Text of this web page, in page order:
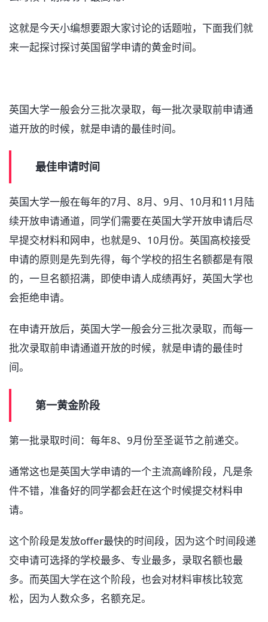
这就是今天小编想要跟大家讨论的话题啦，下面我们就
来一起探讨探讨英国留学申请的黄金时间。
英国大学一般会分三批次录取，每一批次录取前申请通
道开放的时候，就是申请的最佳时间。
最佳申请时间
英国大学一般在每年的7月、8月、9月、10月和11月陆
续开放申请通道，同学们需要在英国大学开放申请后尽
早提交材料和网申，也就是9、10月份。英国高校接受
申请的原则是先到先得，每个学校的招生名额都是有限
的，一旦名额招满，即使申请人成绩再好，英国大学也
会拒绝申请。
在申请开放后，英国大学一般会分三批次录取，而每一
批次录取前申请通道开放的时候，就是申请的最佳时
间。
第一黄金阶段
第一批录取时间：每年8、9月份至圣诞节之前递交。
通常这也是英国大学申请的一个主流高峰阶段，凡是条
件不错，准备好的同学都会赶在这个时候提交材料申
请。
这个阶段是发放offer最快的时间段，因为这个时间段递
交申请可选择的学校最多、专业最多，录取名额也最
多。而英国大学在这个阶段，也会对材料审核比较宽
松，因为人数众多，名额充足。